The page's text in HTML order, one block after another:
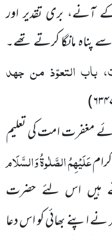
آنے، بری تقدیر اور
پناہ مانگا کرتے تھے۔
باب التعوّذ من جہد
)
مغفرت امت کی تعلیم
عَلَیْہِمُ الصَّلٰوۃُ وَالسَّلَام
ہیں اس لئے حضرت
نے اپنے بھائی کو اس دعا